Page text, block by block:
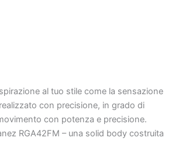
al tuo stile come la sensazione
con precisione, in grado di
con potenza e precisione.
RGA42FM – una solid body costruita